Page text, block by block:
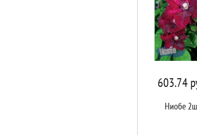
603.74
Ниобе